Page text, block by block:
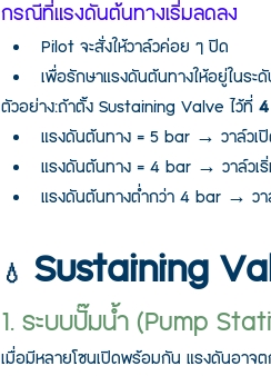
กรณีที่แรงดันต้นทางเริ่มลดลง
Pilot จะสั่งให้วาล์วค่อย ๆ ปิด
เพื่อรักษาแรงดันต้นทางให้อยู่ในระ
ตัวอย่าง:ถ้าตั้ง Sustaining Valve ไว้ที่
แรงดันต้นทาง = 5 bar → วาล์วเ
แรงดันต้นทาง = 4 bar → วาล์วเ
แรงดันต้นทางต่ำกว่า 4 bar → วา
💧 Sustaining
1. ระบบปั๊มน้ำ (Pump
เมื่อมีหลายโซนเปิดพร้อมกัน แรงดันอาจ